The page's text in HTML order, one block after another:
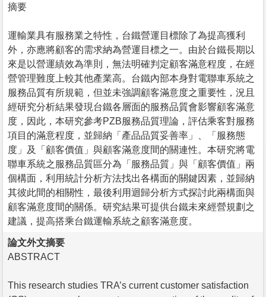
摘要
運輸業具有服務業之特性，台鐵營運目標除了為提高獲利
外，亦應將顧客的需求納為營運目標之一。由於台鐵長期以
來是以營運績效為準則，無法明確判定顧客滿意程度，在經
營管理難度上較其他產業高。台鐵內部本身對電聯車系統之
服務品質有所規範，但並未強調顧客滿意度之重要性，況且
經研究分析結果發現台鐵各層面的服務品質會影響顧客滿意
度，因此，本研究參考PZB服務品質理論，評估乘客對服務
項目的滿意程度，並歸納「產品品質妥善率」、「服務態
度」及「顧客價值」與顧客滿意度間的關連性。本研究將電
聯車系統之服務品質區分為「服務品質」與「顧客價值」兩
個構面，利用統計分析方法找出各構面的關鍵因素，並歸納
其彼此間的相關性，最後利用迴歸分析方式探討此兩構面與
顧客滿意度間的關係。研究結果可提供台鐵未來經營規劃之
建議，提高搭乘台鐵運輸系統之顧客滿意度。
論文外文摘要
ABSTRACT
This research studies TRA’s current customer satisfaction